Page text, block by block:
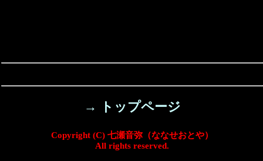
→ トップページ
Copyright (C) 七瀬音弥（ななせおとや）
All rights reserved.